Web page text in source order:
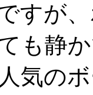
すが
も静
気の